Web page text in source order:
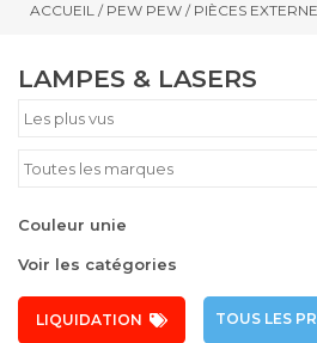
ACCUEIL / PEW PEW / PIÈCES
LAMPES & LASERS
Couleur unie
Voir les catégories
LIQUIDATION TOUS LES